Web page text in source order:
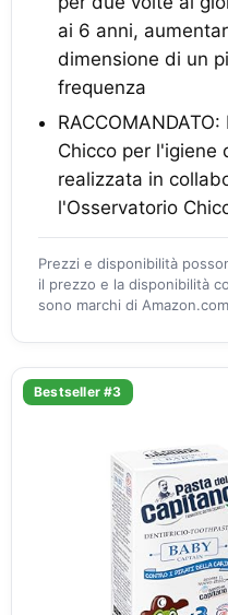
ai 6 anni,
dimensione di un
frequenza
Chicco per l'igiene
realizzata in
l'Osservatorio
Prezzi e disponibilità
il prezzo e la disponibilità
sono marchi di
Bestseller #3